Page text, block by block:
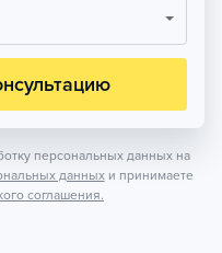
персональных данных на
данных и принимаете
соглашения.